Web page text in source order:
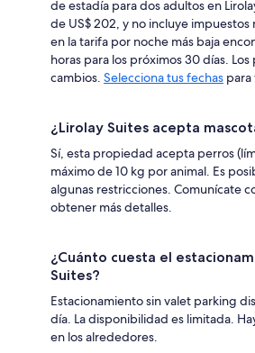
de estadía para dos adultos en
de US$ 202, y no incluye impuestos
en la tarifa por noche más baja
horas para los próximos 30 días.
cambios. Selecciona tus fechas para
¿Lirolay Suites acepta
Sí, esta propiedad acepta perros
máximo de 10 kg por animal. Es
algunas restricciones. Comunícate
obtener más detalles.
¿Cuánto cuesta el
Suites?
Estacionamiento sin valet parking
día. La disponibilidad es limitada.
en los alrededores.